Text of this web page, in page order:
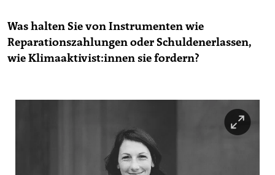
Was halten Sie von Instrumenten wie
Reparationszahlungen oder Schuldenerlassen,
wie Kli­ma­ak­ti­vis­t:in­nen sie fordern?